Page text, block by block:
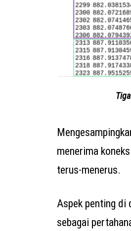
menerima
terus-menerus.
Aspek penting di
sebagai